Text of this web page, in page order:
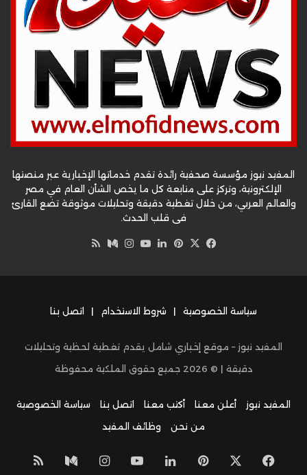
المفيد نيوز مؤسسة صحفية رائدة تقدم خدماتها الإخبارية عبر منصتها
الإلكترونية، وتركز على متابعة كل ما يخص الشأن العام في مصر
والعالم العربي، من خلال تغطية دقيقة وتحليلات موثوقة تضع القارئ
في قلب الحدث.
فيسبوك
‫X بينتيريست
لينكدإن‫YouTube
انستقرام
وسط
سياسة الخصوصية | شروط الاستخدام | اتصل بنا
المفيد نيوز – موقع إخباري شامل يقدم تغطية لحظية وتحليلات
دقيقة | © 2026 جميع حقوق الملكية محفوظة
المفيد نيوز أعلن معنا أكتب معنا اتصل بنا
سياسة الخصوصية
من نحن
وظائف المفيد
فيسبوك بينتيريست
لينكدإن‫YouTube
انستقراموسط